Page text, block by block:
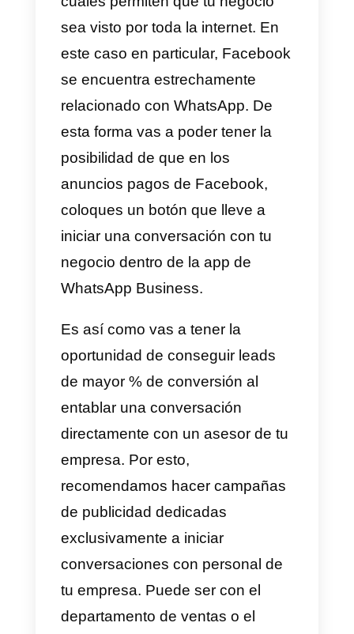
general.
4) Brindar atención a cliente
No es un secreto que es
importantísimo brindar una
atención a cliente y mucho más
usamos WhatsApp como medio
recomendamos elegir a una
100% a esta labor en tu
Estrategias de venta que